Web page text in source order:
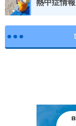
熱中症情報